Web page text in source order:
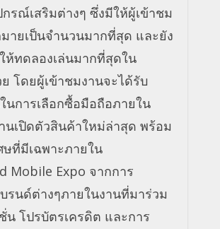
รณ์เสริมต่างๆ ซึ่งมีให้ผู้เข้าชม
ายเป็นจำนวนมากที่สุด และยัง
ห้ทดลองเล่นมากที่สุดใน
โดยผู้เข้าชมงานจะได้รับ
นการเลือกซื้อมือถือภายใน
นเปิดตัวสินค้าใหม่ล่าสุด พร้อม
ษที่มีเฉพาะภายใน
Mobile Expo จากการ
รนด์ต่างๆภายในงานที่มาร่วม
น โปรบัตรเครดิต และการ